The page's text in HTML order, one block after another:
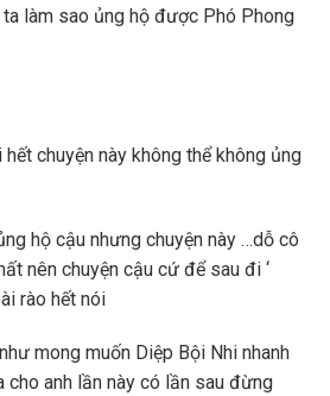
làm sao ủng hộ được Phó Phong
chuyện này không thể không ủng
hộ cậu nhưng chuyện này …dỗ cô
nên chuyện cậu cứ để sau đi ‘
rào hết nói
mong muốn Diệp Bội Nhi nhanh
cho anh lần này có lần sau đừng